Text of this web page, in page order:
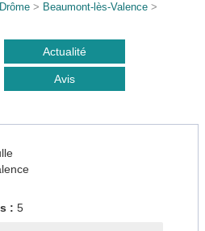
Drôme > Beaumont-lès-Valence >
Actualité
Avis
:5